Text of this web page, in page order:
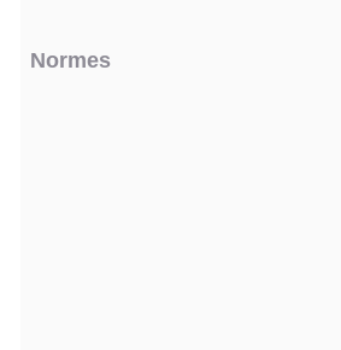
Normes